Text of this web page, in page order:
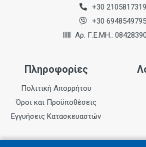
+30 2105817319
+30 6948549795
Αρ. Γ.Ε.ΜΗ.:
Πληροφορίες
Πολιτική Απορρήτου
Όροι και Προϋποθέσεις
Εγγυήσεις Κατασκευαστών